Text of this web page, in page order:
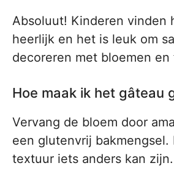
Absoluut! Kinderen vinden
heerlijk en het is leuk om
decoreren met bloemen en
Hoe maak ik het gâteau
Vervang de bloem door
een glutenvrij bakmengsel.
textuur iets anders kan zijn.